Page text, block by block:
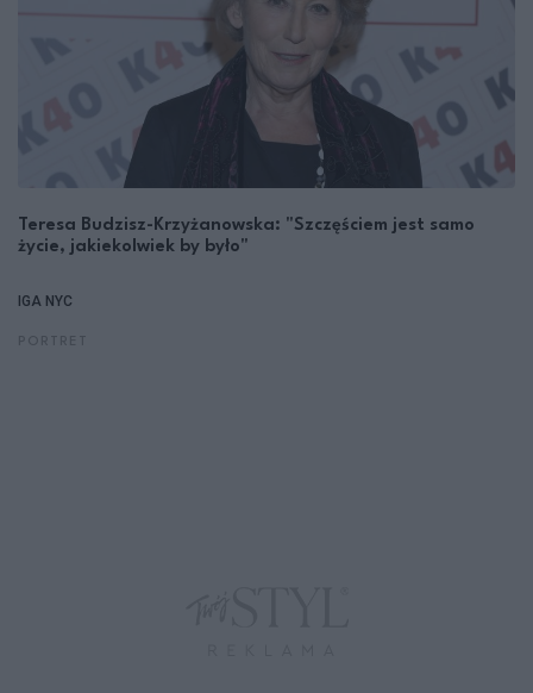
Teresa Budzisz-Krzyżanowska: "Szczęściem jest samo
życie, jakiekolwiek by było"
IGA NYC